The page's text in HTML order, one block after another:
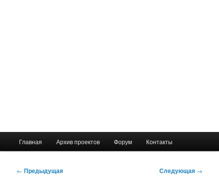
Главная Архив проектов Форум Контакты
Навигация
← Предыдущая Следующая →